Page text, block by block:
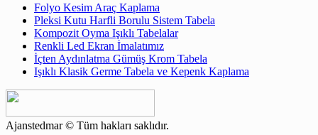
Folyo Kesim Araç Kaplama
Pleksi Kutu Harfli Borulu Sistem Tabela
Kompozit Oyma Işıklı Tabelalar
Renkli Led Ekran İmalatımız
İçten Aydınlatma Gümüş Krom Tabela
Işıklı Klasik Germe Tabela ve Kepenk Kaplama
Ajanstedmar © Tüm hakları saklıdır.